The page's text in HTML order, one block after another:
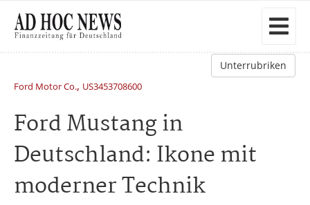
Unterrubriken
Ford Motor Co., US3453708600
Ford Mustang in
Deutschland: Ikone mit
moderner Technik